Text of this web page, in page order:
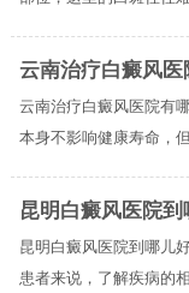
云南治疗白癜风
云南治疗白癜风医院有
本身不影响健康寿命，
昆明白癜风医院
昆明白癜风医院到哪儿
患者来说，了解疾病的